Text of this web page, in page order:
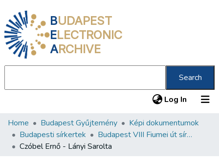
BUDAPEST
ELECTRONIC
ARCHIVE
Search
Log In (current)
Communities & Collections
All of DSpace
Home Budapest Gyűjtemény
Képi dokumentumok
Budapesti sírkertek
Budapest VIII Fiumei út sírkert 4. rész
Czóbel Ernő - Lányi Sarolta